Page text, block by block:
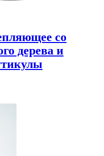
со
дерева и